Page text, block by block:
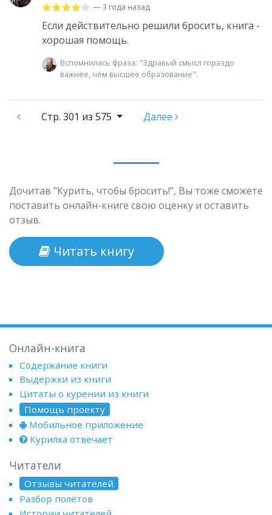
— 3 года назад
Если действительно решили бросить, книга -
хорошая помощь.
Вспомнилась фраза: "Здравый смысл гораздо
важнее, чем высшее образование".
Стр. 301 из 575 Далее
Дочитав "Курить, чтобы бросить!", Вы тоже сможете
поставить онлайн-книге свою оценку и оставить
отзыв.
Читать книгу
Онлайн-книга
Содержание книги
Выдержки из книги
Цитаты о курении из книги
Помощь проекту
Мобильное приложение
Курилка отвечает
Читатели
Отзывы читателей
Разбор полётов